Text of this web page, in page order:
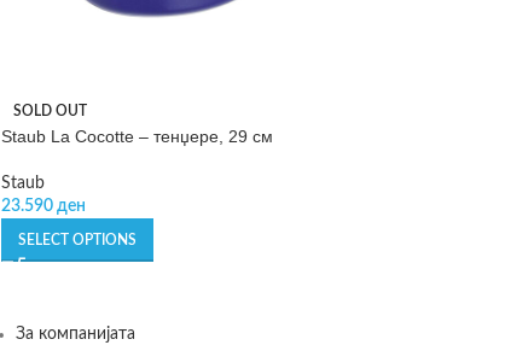
SOLD OUT
Staub La Cocotte – тенџере, 29 см
Staub
23.590 ден
SELECT OPTIONS
За компанијата